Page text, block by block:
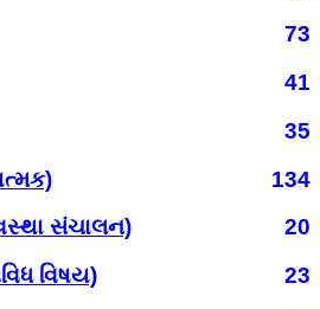
73
41
35
134
સંચાલન)
20
વિષય)
23